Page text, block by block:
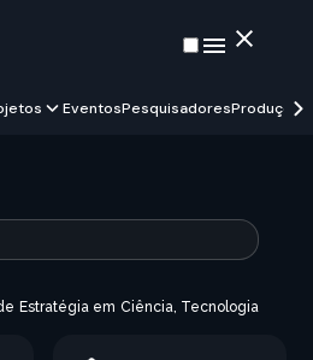
EventosPesquisadoresProduções
Estratégia em Ciência, Tecnologia